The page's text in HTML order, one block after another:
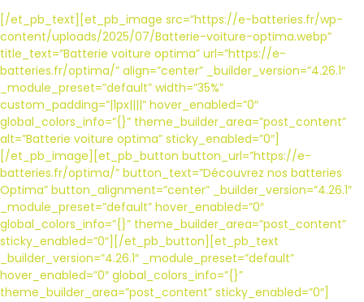
[/et_pb_text][et_pb_image src=”https://e-batteries.fr/wp-
content/uploads/2025/07/Batterie-voiture-optima.webp”
title_text=”Batterie voiture optima” url=”https://e-
batteries.fr/optima/” align=”center” _builder_version=”4.26.1″
_module_preset=”default” width=”35%”
custom_padding=”|1px||||” hover_enabled=”0″
global_colors_info=”{}” theme_builder_area=”post_content”
alt=”Batterie voiture optima” sticky_enabled=”0″]
[/et_pb_image][et_pb_button button_url=”https://e-
batteries.fr/optima/” button_text=”Découvrez nos batteries
Optima” button_alignment=”center” _builder_version=”4.26.1″
_module_preset=”default” hover_enabled=”0″
global_colors_info=”{}” theme_builder_area=”post_content”
sticky_enabled=”0″][/et_pb_button][et_pb_text
_builder_version=”4.26.1″ _module_preset=”default”
hover_enabled=”0″ global_colors_info=”{}”
theme_builder_area=”post_content” sticky_enabled=”0″]